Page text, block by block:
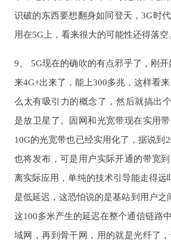
识破的东西要想翻身如同登天，3G时
用在5G上，看来很大的可能性还得落空
9、 5G现在的确吹的有点邪乎了，刚
来4G+出来了，能上300多兆，这样看
么太有吸引力的概念了，然后就搞出
是放卫星了。固网和光宽带现在实用
10G的光宽带也已经实用化了，据说到
也将发布，可是用户实际开通的带宽
离实际应用，单纯的技术引导能走得远
是低延迟，这恐怕说的是基站到用户之
这100多米产生的延迟在整个通信链路
域网，再到骨干网，用的就是光纤了